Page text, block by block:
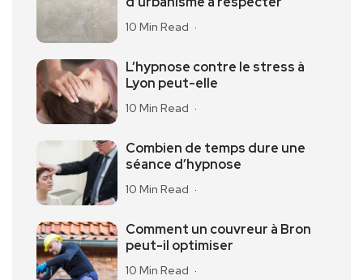
10 Min Read
L’hypnose contre le stress à
Lyon peut-elle
10 Min Read
Combien de temps dure une
séance d’hypnose
10 Min Read
Comment un couvreur à Bron
peut-il optimiser
10 Min Read